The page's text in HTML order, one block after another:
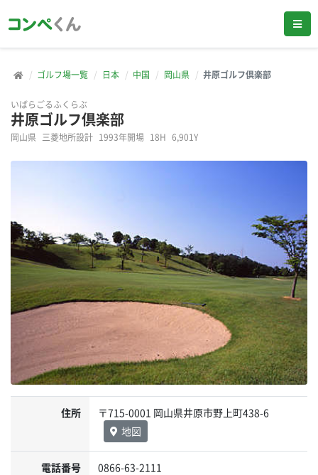
ゴルフ場一覧 日本 中国 岡山県 井原ゴルフ倶楽部
いばらごるふくらぶ
井原ゴルフ倶楽部
岡山県 三菱地所設計 1993年開場 18H 6,901Y
住所
〒715-0001 岡山県井原市野上町438-6
地図
電話番号 0866-63-2111